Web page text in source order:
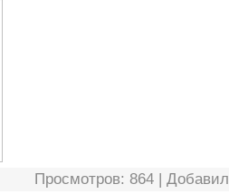
Просмотров: 864 | Добавил